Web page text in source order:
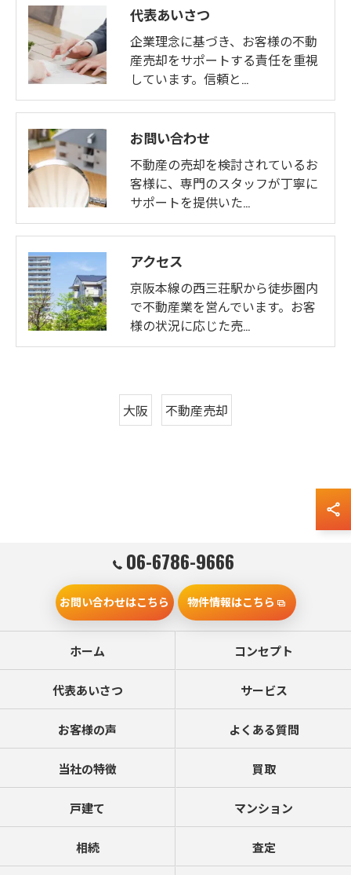
代表あいさつ
企業理念に基づき、お客様の不動
産売却をサポートする責任を重視
しています。信頼と…
お問い合わせ
不動産の売却を検討されているお
客様に、専門のスタッフが丁寧に
サポートを提供いた…
アクセス
京阪本線の西三荘駅から徒歩圏内
で不動産業を営んでいます。お客
様の状況に応じた売…
大阪 不動産売却
06-6786-9666
お問い合わせはこちら 物件情報はこちら
ホーム コンセプト
代表あいさつ サービス
お客様の声 よくある質問
当社の特徴 買取
戸建て マンション
相続 査定